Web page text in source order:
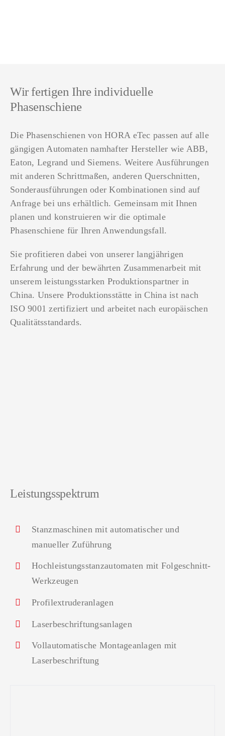
Wir fertigen Ihre individuelle
Phasenschiene
Die Phasenschienen von HORA eTec passen auf alle
gängigen Automaten namhafter Hersteller wie ABB,
Eaton, Legrand und Siemens. Weitere Ausführungen
mit anderen Schrittmaßen, anderen Querschnitten,
Sonderausführungen oder Kombinationen sind auf
Anfrage bei uns erhältlich. Gemeinsam mit Ihnen
planen und konstruieren wir die optimale
Phasenschiene für Ihren Anwendungsfall.
Sie profitieren dabei von unserer langjährigen
Erfahrung und der bewährten Zusammenarbeit mit
unserem leistungsstarken Produktionspartner in
China. Unsere Produktionsstätte in China ist nach
ISO 9001 zertifiziert und arbeitet nach europäischen
Qualitätsstandards.
Leistungsspektrum
Stanzmaschinen mit automatischer und
manueller Zuführung
Hochleistungsstanzautomaten mit Folgeschnitt-
Werkzeugen
Profilextruderanlagen
Laserbeschriftungsanlagen
Vollautomatische Montageanlagen mit
Laserbeschriftung